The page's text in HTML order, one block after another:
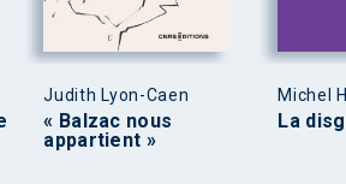
Judith Lyon-Caen
« Balzac nous
appartient »
Michel
La